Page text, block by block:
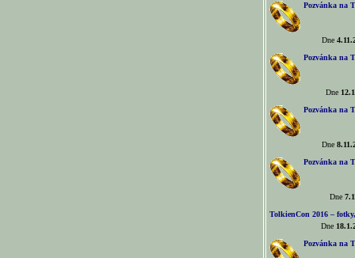
Pozvánka na
Dne
Pozvánka na
Dne
Pozvánka na
Dne
Pozvánka na
Dne
TolkienCon 2016 –
Dne
Pozvánka na